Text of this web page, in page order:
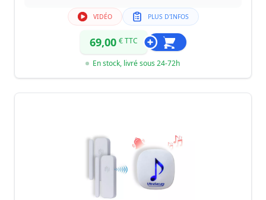
VIDÉO PLUS D'INFOS
69,00 € TTC
En stock, livré sous 24-72h